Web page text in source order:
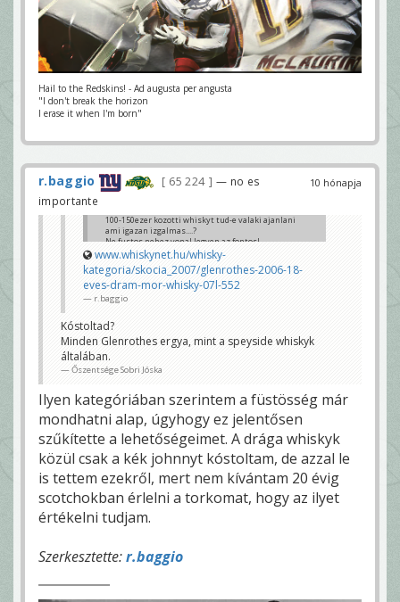
Hail to the Redskins! - Ad augusta per angusta
"I don't break the horizon
I erase it when I'm born"
10 hónapja
r.baggio 65 224
— no es
importante
100-150ezer kozotti whiskyt tud-e valaki ajanlani
ami igazan izgalmas....?
Ne fustos nehez vonal legyen az fontos!
yooker
www.whiskynet.hu/whisky-
kategoria/skocia_2007/glenrothes-2006-18-
eves-dram-mor-whisky-07l-552
r.baggio
Kóstoltad?
Minden Glenrothes ergya, mint a speyside whiskyk
általában.
Őszentsége Sobri Jóska
Ilyen kategóriában szerintem a füstösség már
mondhatni alap, úgyhogy ez jelentősen
szűkítette a lehetőségeimet. A drága whiskyk
közül csak a kék johnnyt kóstoltam, de azzal le
is tettem ezekről, mert nem kívántam 20 évig
scotchokban érlelni a torkomat, hogy az ilyet
értékelni tudjam.
Szerkesztette:r.baggio